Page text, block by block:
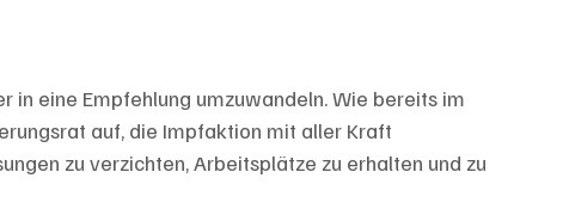
eine Empfehlung umzuwandeln. Wie bereits im
auf, die Impfaktion mit aller Kraft
zu verzichten, Arbeitsplätze zu erhalten und zu